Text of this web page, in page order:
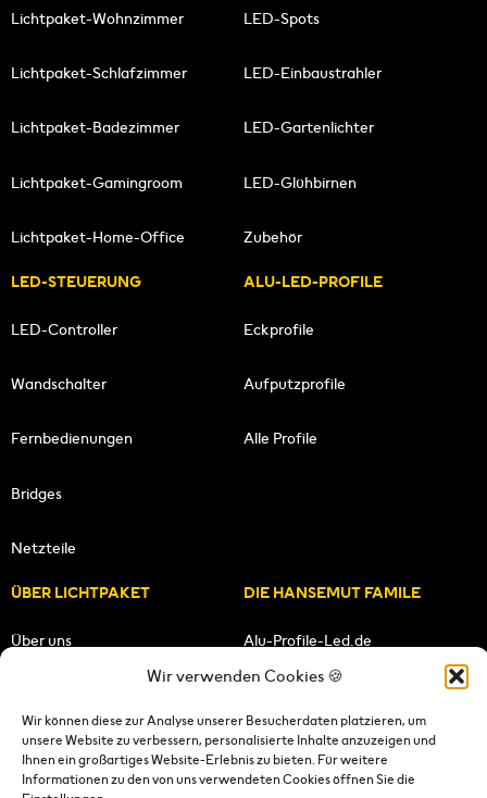
Wir verwenden Cookies 🍪
Wir können diese zur Analyse unserer Besucherdaten platzieren, um
unsere Website zu verbessern, personalisierte Inhalte anzuzeigen und
Ihnen ein großartiges Website-Erlebnis zu bieten. Für weitere
Informationen zu den von uns verwendeten Cookies öffnen Sie die
Lichtpaket-Wohnzimmer
Lichtpaket-Schlafzimmer
Lichtpaket-Badezimmer
Lichtpaket-Gamingroom
Lichtpaket-Home-Office
LED-Spots
LED-Einbaustrahler
LED-Gartenlichter
LED-Glühbirnen
Zubehör
LED-STEUERUNG
LED-Controller
Wandschalter
Fernbedienungen
Bridges
Netzteile
ALU-LED-PROFILE
Eckprofile
Aufputzprofile
Alle Profile
ÜBER LICHTPAKET
Über uns
Unser Team
DIE HANSEMUT FAMILE
Alu-Profile-Led.de
Lichtpaket.de